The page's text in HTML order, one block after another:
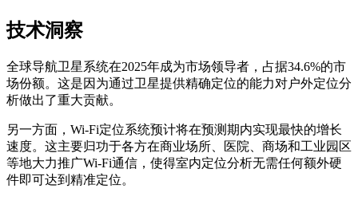
技术洞察
全球导航卫星系统在2025年成为市场领导者，占据34.6%的市
场份额。这是因为通过卫星提供精确定位的能力对户外定位分
析做出了重大贡献。
另一方面，Wi-Fi定位系统预计将在预测期内实现最快的增长
速度。这主要归功于各方在商业场所、医院、商场和工业园区
等地大力推广Wi-Fi通信，使得室内定位分析无需任何额外硬
件即可达到精准定位。